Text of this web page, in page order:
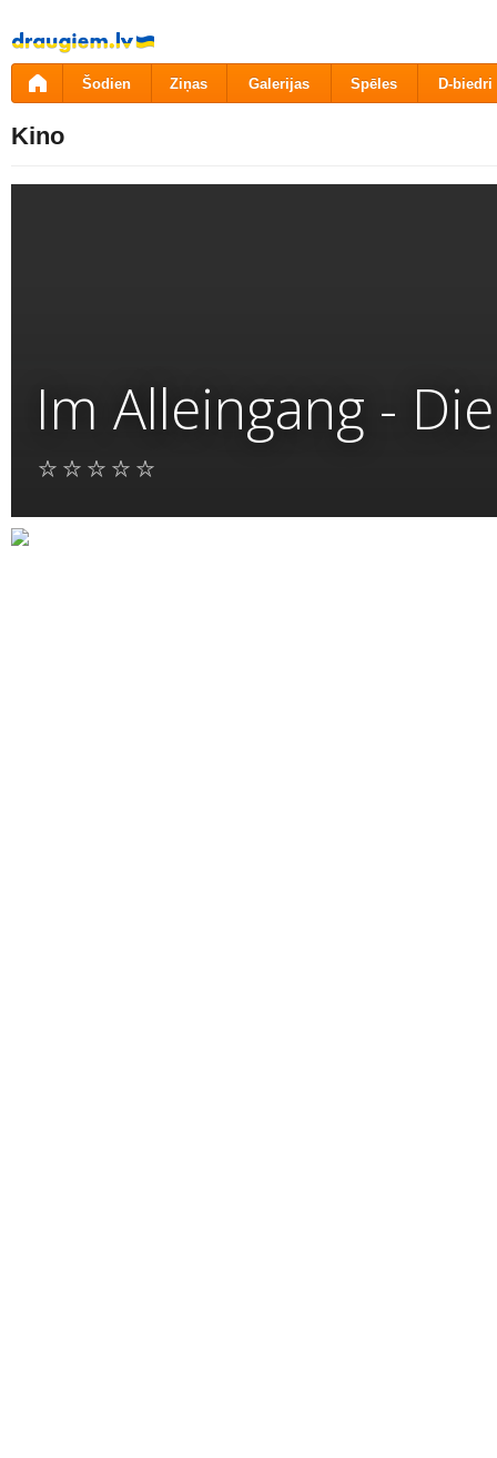
Pāriet
uz
saturu
Šodien Ziņas Galerijas Spēles D-biedri
Kino
Im Alleingang -